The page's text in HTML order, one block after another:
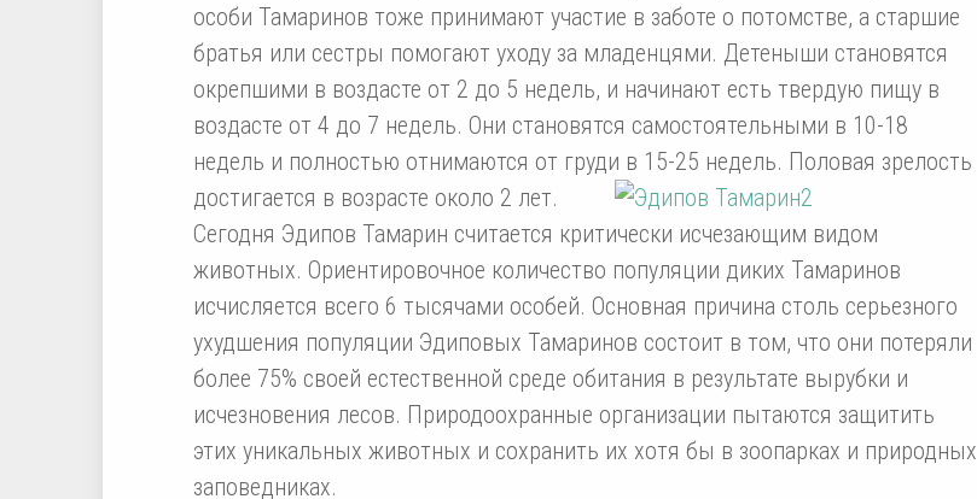
особи Тамаринов тоже принимают участие в заботе о потомстве, а старшие
братья или сестры помогают уходу за младенцями. Детеныши становятся
окрепшими в воздасте от 2 до 5 недель, и начинают есть твердую пищу в
воздасте от 4 до 7 недель. Они становятся самостоятельными в 10-18
недель и полностью отнимаются от груди в 15-25 недель. Половая зрелость
достигается в возрасте около 2 лет.
Сегодня Эдипов Тамарин считается критически исчезающим видом
животных. Ориентировочное количество популяции диких Тамаринов
исчисляется всего 6 тысячами особей. Основная причина столь серьезного
ухудшения популяции Эдиповых Тамаринов состоит в том, что они потеряли
более 75% своей естественной среде обитания в результате вырубки и
исчезновения лесов. Природоохранные организации пытаются защитить
этих уникальных животных и сохранить их хотя бы в зоопарках и природных
заповедниках.